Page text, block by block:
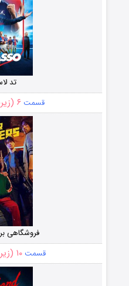
تد
قسمت ۶ (زیرنویس)
فروشگاهی
قسمت۱۰ (زیرنویس)